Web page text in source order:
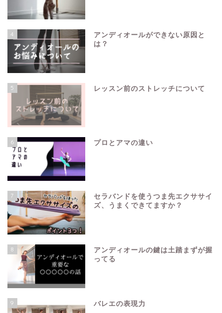
4
アンディオールができない原因と
は？
5 レッスン前のストレッチについて
6 プロとアマの違い
7
セラバンドを使うつま先エクササイ
ズ、うまくできてますか？
8
アンディオールの鍵は土踏まずが握
ってる
9 バレエの表現力